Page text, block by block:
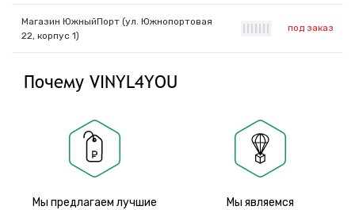
Магазин ЮжныйПорт (ул. Южнопортовая
22, корпус 1)
под заказ
Почему VINYL4YOU
Мы предлагаем лучшие
Мы являемся